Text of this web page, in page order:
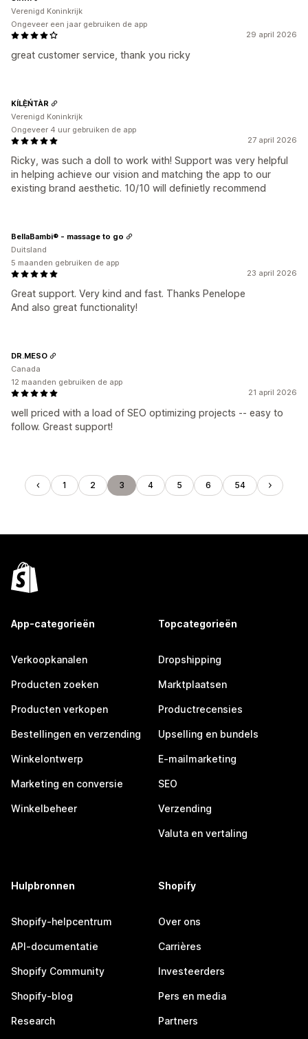
29 april 2026
great customer service, thank you ricky
Verenigd Koninkrijk
Ongeveer een jaar gebruiken de app
27 april 2026
Ricky, was such a doll to work with! Support was very helpful
in helping achieve our vision and matching the app to our
existing brand aesthetic. 10/10 will definietly recommend
KÍLẸ̀ŃTÀR
Verenigd Koninkrijk
Ongeveer 4 uur gebruiken de app
23 april 2026
Great support. Very kind and fast. Thanks Penelope
And also great functionality!
BellaBambi® - massage to go
Duitsland
5 maanden gebruiken de app
21 april 2026
well priced with a load of SEO optimizing projects -- easy to
follow. Greast support!
DR.MESO
Canada
12 maanden gebruiken de app
1 2 3 4 5 6 54
App-categorieën
Verkoopkanalen
Producten zoeken
Producten verkopen
Bestellingen en verzending
Winkelontwerp
Marketing en conversie
Winkelbeheer
Topcategorieën
Dropshipping
Marktplaatsen
Productrecensies
Upselling en bundels
E-mailmarketing
SEO
Verzending
Valuta en vertaling
Hulpbronnen
Shopify-helpcentrum
API-documentatie
Shopify Community
Shopify-blog
Research
Shopify
Over ons
Carrières
Investeerders
Pers en media
Partners